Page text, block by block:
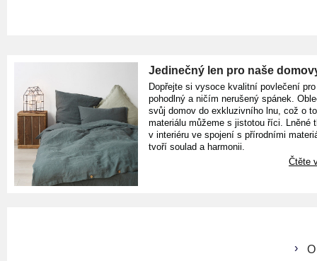
Jedinečný len pro naše
Dopřejte si vysoce kvalitní povlečení pro
pohodlný a ničím nerušený spánek.
svůj domov do exkluzivního lnu, což o
materiálu můžeme s jistotou říci. Lněné
v interiéru ve spojení s přírodními
tvoří soulad a harmonii.
Čtěte